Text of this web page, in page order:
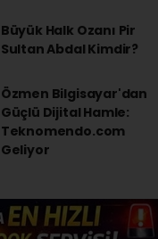
Büyük Halk Ozanı Pir
Sultan Abdal Kimdir?
Özmen Bilgisayar'dan
Güçlü Dijital Hamle:
Teknomendo.com
Geliyor